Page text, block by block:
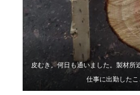
皮むき 。何日も通いました。製材所
仕事に出勤した